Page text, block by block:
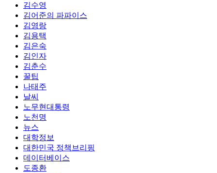
김수영
김어준의 파파이스
김영랑
김용택
김은숙
김인자
김춘수
꿀팁
나태주
날씨
노무현대통령
노천명
뉴스
대학정보
대한민국 정책브리핑
데이터베이스
도종환